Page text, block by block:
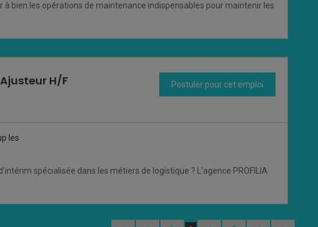
à bien les opérations de maintenance indispensables pour maintenir les
H/F Postuler pour cet emploi
les
spécialisée dans les métiers de logistique ? L’agence PROFILIA